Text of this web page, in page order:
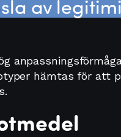
av
hämtas för att